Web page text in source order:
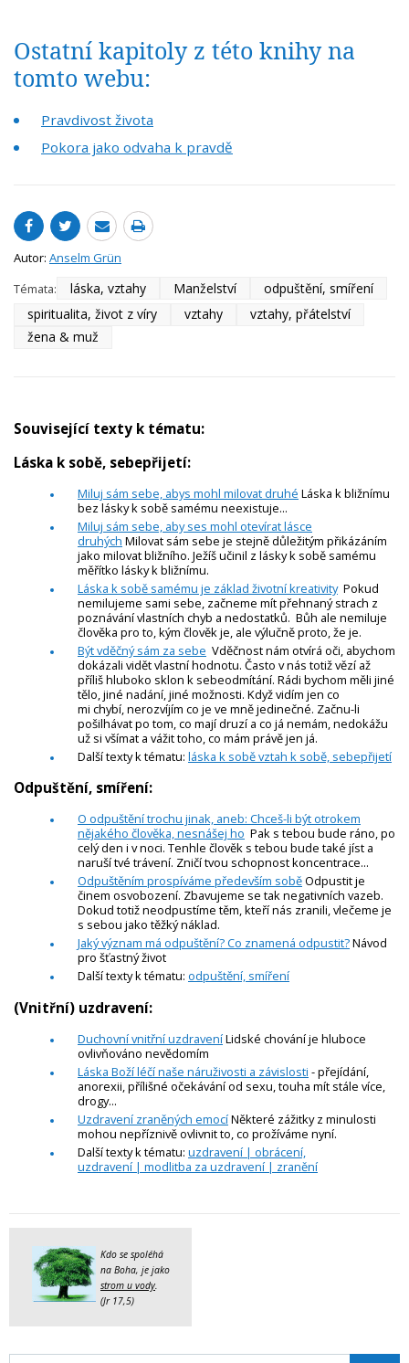
Ostatní kapitoly z této knihy na
tomto webu:
Pravdivost života
Pokora jako odvaha k pravdě
Autor: Anselm Grün
Témata:
láska, vztahy Manželství
odpuštění, smíření
spiritualita, život z víry
vztahy
vztahy, přátelství
žena & muž
Související texty k tématu:
Láska k sobě, sebepřijetí:
Miluj sám sebe, abys mohl milovat druhé Láska k bližnímu
bez lásky k sobě samému neexistuje...
Miluj sám sebe, aby ses mohl otevírat lásce
druhých Milovat sám sebe je stejně důležitým přikázáním
jako milovat bližního. Ježíš učinil z lásky k sobě samému
měřítko lásky k bližnímu.
Láska k sobě samému je základ životní kreativityPokud
nemilujeme sami sebe, začneme mít přehnaný strach z
poznávání vlastních chyb a nedostatků. Bůh ale nemiluje
člověka pro to, kým člověk je, ale výlučně proto, že je.
Být vděčný sám za sebe Vděčnost nám otvírá oči, abychom
dokázali vidět vlastní hodnotu. Často v nás totiž vězí až
příliš hluboko sklon k sebeodmítání. Rádi bychom měli jiné
tělo, jiné nadání, jiné možnosti. Když vidím jen co
mi chybí, nerozvíjím co je ve mně jedinečné. Začnu-li
pošilhávat po tom, co mají druzí a co já nemám, nedokážu
už si všímat a vážit toho, co mám právě jen já.
Další texty k tématu: láska k sobě vztah k sobě, sebepřijetí
Odpuštění, smíření:
O odpuštění trochu jinak, aneb: Chceš-li být otrokem
nějakého člověka, nesnášej ho Pak s tebou bude ráno, po
celý den i v noci. Tenhle člověk s tebou bude také jíst a
naruší tvé trávení. Zničí tvou schopnost koncentrace...
Odpuštěním prospíváme především soběOdpustit je
činem osvobození. Zbavujeme se tak negativních vazeb.
Dokud totiž neodpustíme těm, kteří nás zranili, vlečeme je
s sebou jako těžký náklad.
Jaký význam má odpuštění? Co znamená odpustit?Návod
pro šťastný život
Další texty k tématu: odpuštění, smíření
(Vnitřní) uzdravení:
Duchovní vnitřní uzdraveníLidské chování je hluboce
ovlivňováno nevědomím
Láska Boží léčí naše náruživosti a závislosti - přejídání,
anorexii, přílišné očekávání od sexu, touha mít stále více,
drogy...
Uzdravení zraněných emocíNěkteré zážitky z minulosti
mohou nepříznivě ovlivnit to, co prožíváme nyní.
Další texty k tématu: uzdravení | obrácení,
uzdravení | modlitba za uzdravení | zranění
Kdo se spoléhá
na Boha, je jako
strom u vody
(Jr 17,5)